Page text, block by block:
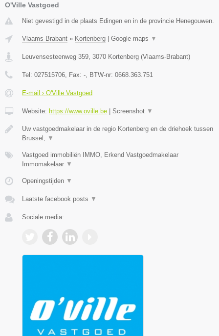
O'Ville Vastgoed
Niet gevestigd in de plaats Edingen en in de provincie Henegouwen.
Vlaams-Brabant » Kortenberg Google maps ▼
Leuvensesteenweg 359, 3070 Kortenberg (Vlaams-Brabant)
Tel: 027515706, Fax: -, BTW-nr: 0668.363.751
E-mail › O'Ville Vastgoed
Website: https://www.oville.be Screenshot ▼
Uw vastgoedmakelaar in de regio Kortenberg en de driehoek tussen
Brussel, ▼
Vastgoed immobiliën IMMO, Erkend Vastgoedmakelaar
Immomakelaar ▼
Openingstijden ▼
Laatste facebook posts ▼
Sociale media: